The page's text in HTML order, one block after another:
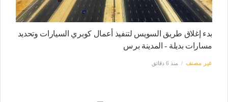
بدء إغلاق طريق السويس لتنفيذ أعمال كوبري السيارات وتحديد
مسارات بديلة - المدينة برس
غير مصنف منذ 6 دقائق